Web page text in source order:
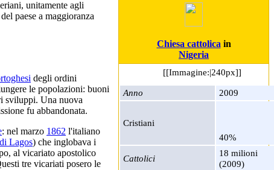
Chiesa cattolica in
Nigeria
[[Immagine:|240px]]
Anno
2009
Cristiani
40%
Cattolici
18 milioni
(2009)
unitamente agli
paese a maggioranza
degli ordini
le popolazioni: buoni
sviluppi. Una nuova
fu abbandonata.
: nel marzo 1862 l'italiano
Lagos) che inglobava i
al vicariato apostolico
tre vicariati posero le